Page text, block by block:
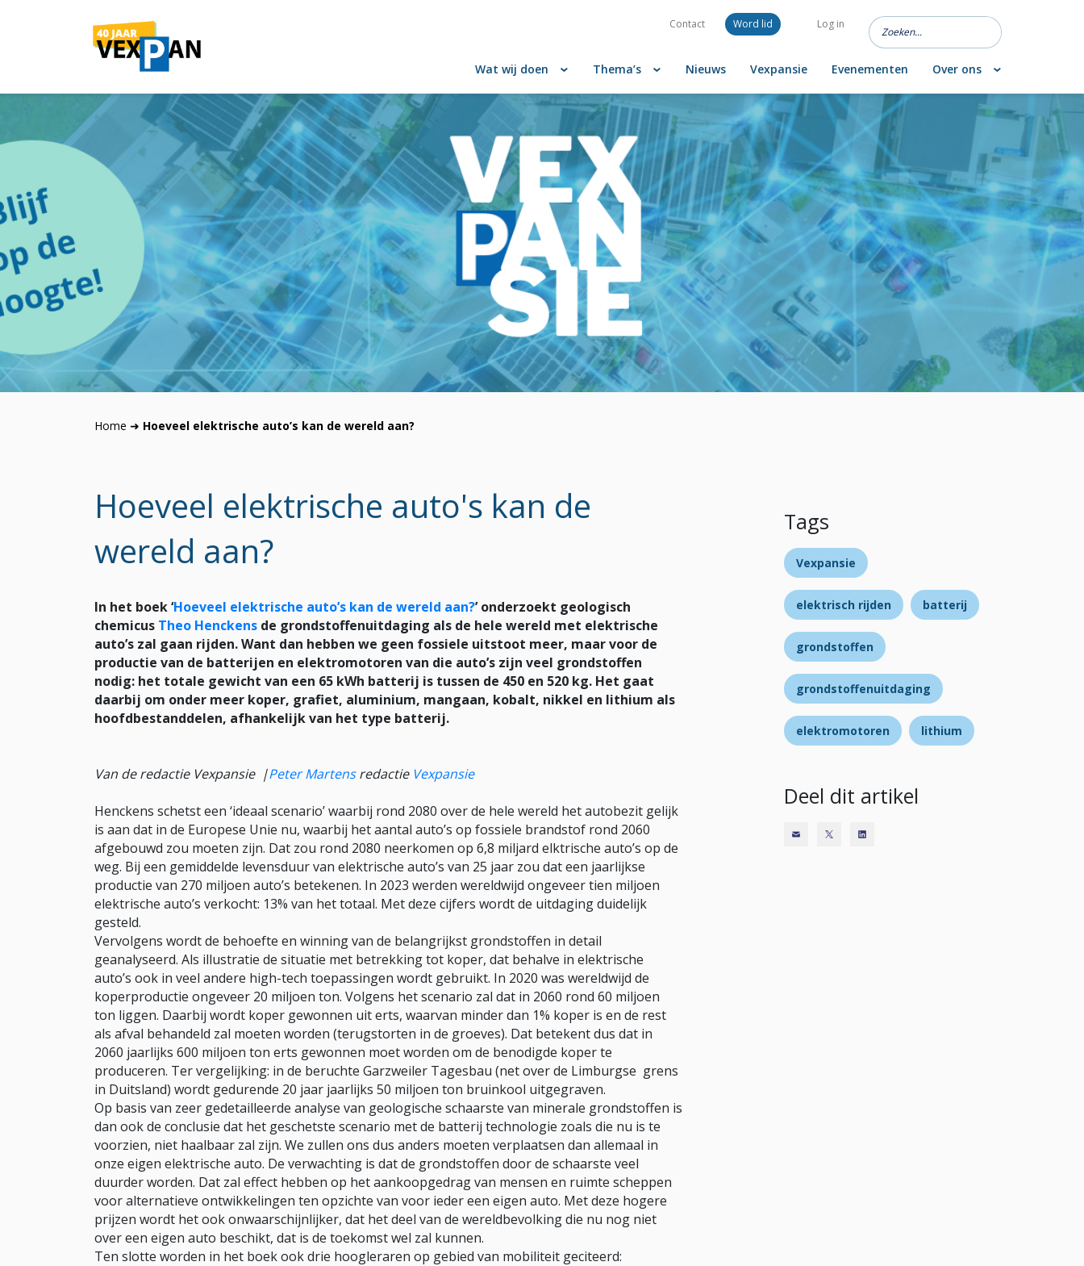
Contact Word lid Log in
Wat wij doen Thema’s Nieuws Vexpansie Evenementen Over ons
Home ➜ Hoeveel elektrische auto’s kan de wereld aan?
Hoeveel elektrische auto's kan de
wereld aan?
In het boek ‘Hoeveel elektrische auto’s kan de wereld aan?’ onderzoekt geologisch
chemicus Theo Henckens de grondstoffenuitdaging als de hele wereld met elektrische
auto’s zal gaan rijden. Want dan hebben we geen fossiele uitstoot meer, maar voor de
productie van de batterijen en elektromotoren van die auto’s zijn veel grondstoffen
nodig: het totale gewicht van een 65 kWh batterij is tussen de 450 en 520 kg. Het gaat
daarbij om onder meer koper, grafiet, aluminium, mangaan, kobalt, nikkel en lithium als
hoofdbestanddelen, afhankelijk van het type batterij.
Van de redactie Vexpansie |Peter Martensredactie Vexpansie
Henckens schetst een ‘ideaal scenario’ waarbij rond 2080 over de hele wereld het autobezit gelijk
is aan dat in de Europese Unie nu, waarbij het aantal auto’s op fossiele brandstof rond 2060
afgebouwd zou moeten zijn. Dat zou rond 2080 neerkomen op 6,8 miljard elktrische auto’s op de
weg. Bij een gemiddelde levensduur van elektrische auto’s van 25 jaar zou dat een jaarlijkse
productie van 270 miljoen auto’s betekenen. In 2023 werden wereldwijd ongeveer tien miljoen
elektrische auto’s verkocht: 13% van het totaal. Met deze cijfers wordt de uitdaging duidelijk
gesteld.
Vervolgens wordt de behoefte en winning van de belangrijkst grondstoffen in detail
geanalyseerd. Als illustratie de situatie met betrekking tot koper, dat behalve in elektrische
auto’s ook in veel andere high-tech toepassingen wordt gebruikt. In 2020 was wereldwijd de
koperproductie ongeveer 20 miljoen ton. Volgens het scenario zal dat in 2060 rond 60 miljoen
ton liggen. Daarbij wordt koper gewonnen uit erts, waarvan minder dan 1% koper is en de rest
als afval behandeld zal moeten worden (terugstorten in de groeves). Dat betekent dus dat in
2060 jaarlijks 600 miljoen ton erts gewonnen moet worden om de benodigde koper te
produceren. Ter vergelijking: in de beruchte Garzweiler Tagesbau (net over de Limburgse grens
in Duitsland) wordt gedurende 20 jaar jaarlijks 50 miljoen ton bruinkool uitgegraven.
Op basis van zeer gedetailleerde analyse van geologische schaarste van minerale grondstoffen is
dan ook de conclusie dat het geschetste scenario met de batterij technologie zoals die nu is te
voorzien, niet haalbaar zal zijn. We zullen ons dus anders moeten verplaatsen dan allemaal in
onze eigen elektrische auto. De verwachting is dat de grondstoffen door de schaarste veel
duurder worden. Dat zal effect hebben op het aankoopgedrag van mensen en ruimte scheppen
voor alternatieve ontwikkelingen ten opzichte van voor ieder een eigen auto. Met deze hogere
prijzen wordt het ook onwaarschijnlijker, dat het deel van de wereldbevolking die nu nog niet
over een eigen auto beschikt, dat is de toekomst wel zal kunnen.
Ten slotte worden in het boek ook drie hoogleraren op gebied van mobiliteit geciteerd:
Tags
Vexpansie
elektrisch rijden batterij
grondstoffen
grondstoffenuitdaging
elektromotoren lithium
Deel dit artikel